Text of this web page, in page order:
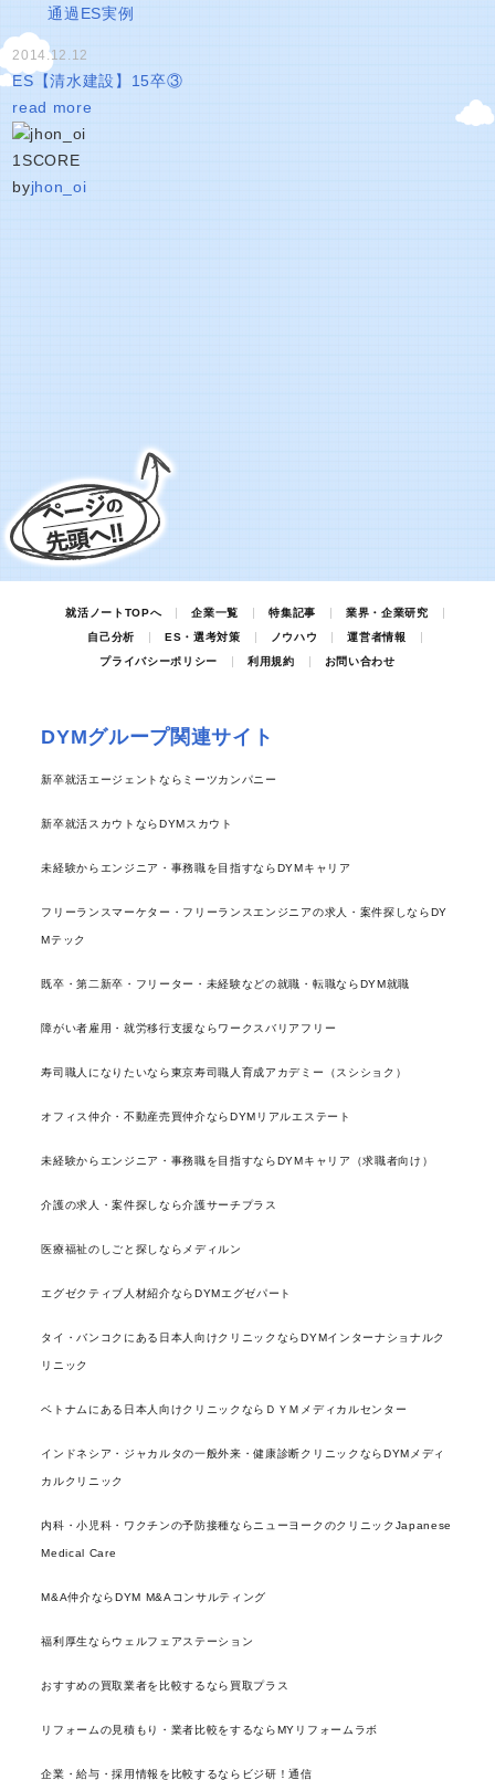
通過ES実例
2014.12.12
ES【清水建設】15卒③
read more
1SCORE
byjhon_oi
就活ノートTOPへ 企業一覧 特集記事
業界・企業研究
自己分析
ES・選考対策 ノウハウ
運営者情報
プライバシーポリシー
利用規約 お問い合わせ
DYMグループ関連サイト
新卒就活エージェントならミーツカンパニー
新卒就活スカウトならDYMスカウト
未経験からエンジニア・事務職を目指すならDYMキャリア
フリーランスマーケター・フリーランスエンジニアの求人・案件探しならDY
Mテック
既卒・第二新卒・フリーター・未経験などの就職・転職ならDYM就職
障がい者雇用・就労移行支援ならワークスバリアフリー
寿司職人になりたいなら東京寿司職人育成アカデミー（スシショク）
オフィス仲介・不動産売買仲介ならDYMリアルエステート
未経験からエンジニア・事務職を目指すならDYMキャリア（求職者向け）
介護の求人・案件探しなら介護サーチプラス
医療福祉のしごと探しならメディルン
エグゼクティブ人材紹介ならDYMエグゼパート
タイ・バンコクにある日本人向けクリニックならDYMインターナショナルク
リニック
ベトナムにある日本人向けクリニックならＤＹＭメディカルセンター
インドネシア・ジャカルタの一般外来・健康診断クリニックならDYMメディ
カルクリニック
内科・小児科・ワクチンの予防接種ならニューヨークのクリニックJapanese
Medical Care
M&A仲介ならDYM M&Aコンサルティング
福利厚生ならウェルフェアステーション
おすすめの買取業者を比較するなら買取プラス
リフォームの見積もり・業者比較をするならMYリフォームラボ
企業・給与・採用情報を比較するならビジ研！通信